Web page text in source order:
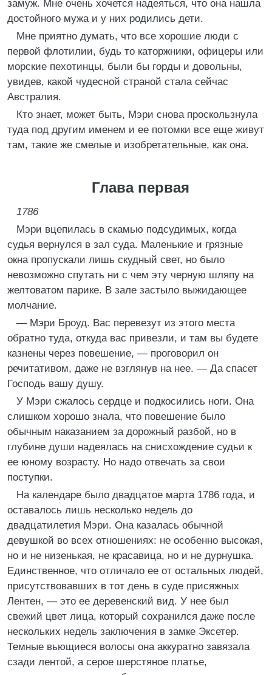
замуж. Мне очень хочется надеяться, что она нашла
достойного мужа и у них родились дети.
Мне приятно думать, что все хорошие люди с
первой флотилии, будь то каторжники, офицеры или
морские пехотинцы, были бы горды и довольны,
увидев, какой чудесной страной стала сейчас
Австралия.
Кто знает, может быть, Мэри снова проскользнула
туда под другим именем и ее потомки все еще живут
там, такие же смелые и изобретательные, как она.
Глава первая
1786
Мэри вцепилась в скамью подсудимых, когда
судья вернулся в зал суда. Маленькие и грязные
окна пропускали лишь скудный свет, но было
невозможно спутать ни с чем эту черную шляпу на
желтоватом парике. В зале застыло выжидающее
молчание.
— Мэри Броуд. Вас перевезут из этого места
обратно туда, откуда вас привезли, и там вы будете
казнены через повешение, — проговорил он
речитативом, даже не взглянув на нее. — Да спасет
Господь вашу душу.
У Мэри сжалось сердце и подкосились ноги. Она
слишком хорошо знала, что повешение было
обычным наказанием за дорожный разбой, но в
глубине души надеялась на снисхождение судьи к
ее юному возрасту. Но надо отвечать за свои
поступки.
На календаре было двадцатое марта 1786 года, и
оставалось лишь несколько недель до
двадцатилетия Мэри. Она казалась обычной
девушкой во всех отношениях: не особенно высокая,
но и не низенькая, не красавица, но и не дурнушка.
Единственное, что отличало ее от остальных людей,
присутствовавших в тот день в суде присяжных
Лентен, — это ее деревенский вид. У нее был
свежий цвет лица, который сохранился даже после
нескольких недель заключения в замке Эксетер.
Темные вьющиеся волосы она аккуратно завязала
сзади лентой, а серое шерстяное платье,